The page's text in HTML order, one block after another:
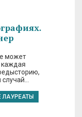
может
каждая
ЛАУРЕАТЫ